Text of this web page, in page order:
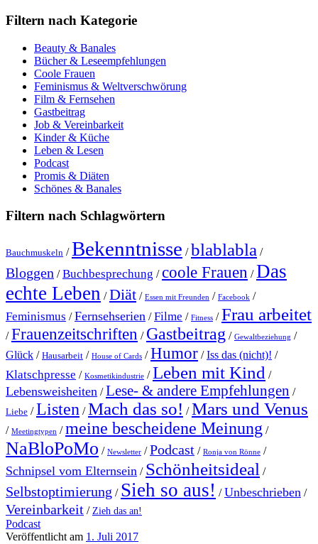
Filtern nach Kategorie
Beauty & Banales
Bücher & Leseempfehlungen
Coole Frauen
Feminismus & Weltverschwörung
Film & Fernsehen
Gastbeitrag
Job & Vereinbarkeit
Kinder & Küche
Leben & Lesen
Podcast
Promis & Diäten
Schönes & Banales
Filtern nach Schlagwörtern
Bauchmuskeln /Bekenntnisse /blablabla /
Bloggen /Buchbesprechung /coole Frauen /Das
echte Leben /Diät / Essen mit Freunden / Facebook /
Feminismus /Fernsehserien /Filme / Fitness /Frau arbeitet
/Frauenzeitschriften / Gastbeitrag / Gewaltbeziehung /
Glück / Hausarbeit / House of Cards /Humor /Iss das (nicht)! /
Klatschpresse / Kosmetikindustrie /Leben mit Kind /
Lebensweisheiten /Lese- & andere Empfehlungen /
Liebe /Listen /Mach das so! /Mars und Venus
/ Meetingtypen /meine bescheidene Meinung /
NaBloPoMo / Newsletter /Podcast / Ronja von Rönne /
Schnipsel vom Elternsein / Schönheitsideal /
Selbstoptimierung / Sieh so aus! /Unbeschrieben /
Vereinbarkeit / Zieh das an!
Podcast
Veröffentlicht am 1. Juli 2017